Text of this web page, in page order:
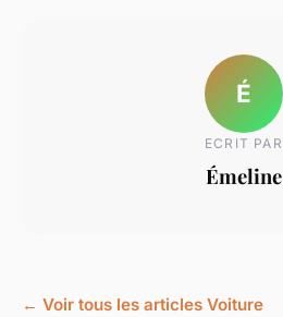
É
ECRIT PAR
Émeline
← Voir tous les articles Voiture